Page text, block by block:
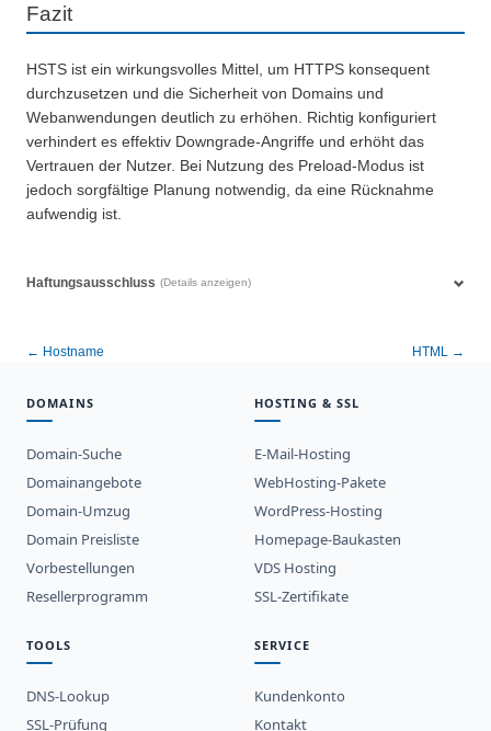
Fazit
HSTS ist ein wirkungsvolles Mittel, um HTTPS konsequent
durchzusetzen und die Sicherheit von Domains und
Webanwendungen deutlich zu erhöhen. Richtig konfiguriert
verhindert es effektiv Downgrade-Angriffe und erhöht das
Vertrauen der Nutzer. Bei Nutzung des Preload-Modus ist
jedoch sorgfältige Planung notwendig, da eine Rücknahme
aufwendig ist.
Haftungsausschluss (Details anzeigen)
← Hostname HTML →
DOMAINS
Domain-Suche
Domainangebote
Domain-Umzug
Domain Preisliste
Vorbestellungen
Resellerprogramm
HOSTING & SSL
E-Mail-Hosting
WebHosting-Pakete
WordPress-Hosting
Homepage-Baukasten
VDS Hosting
SSL-Zertifikate
TOOLS
DNS-Lookup
SSL-Prüfung
SERVICE
Kundenkonto
Kontakt